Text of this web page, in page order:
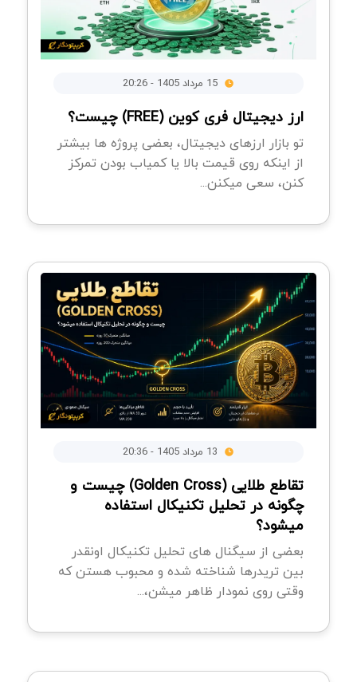
ارز دیجیتال فری کوین (FREE) چیست؟
تو بازار ارزهای دیجیتال، بعضی پروژه ها بیشتر
از اینکه روی قیمت بالا یا کمیاب بودن تمرکز
کنن، سعی میکنن...
تقاطع طلایی (Golden Cross) چیست و
چگونه در تحلیل تکنیکال استفاده
میشود؟
بعضی از سیگنال های تحلیل تکنیکال اونقدر
بین تریدرها شناخته شده و محبوب هستن که
وقتی روی نمودار ظاهر میشن،...